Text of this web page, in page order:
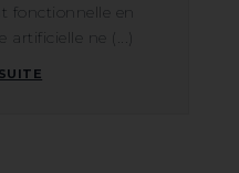
fonctionnelle en
artificielle ne (...)